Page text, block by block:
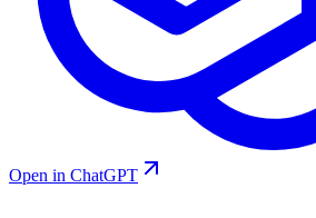
Open in ChatGPT